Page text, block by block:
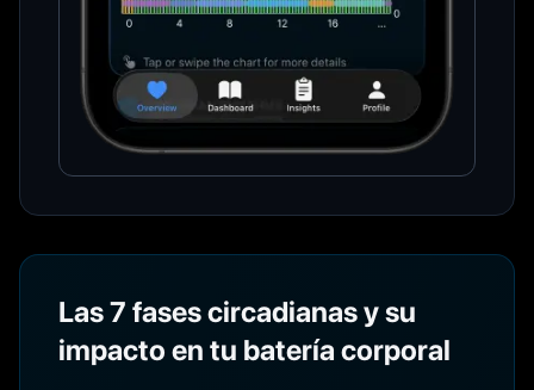
Las 7 fases circadianas y su
impacto en tu batería corporal